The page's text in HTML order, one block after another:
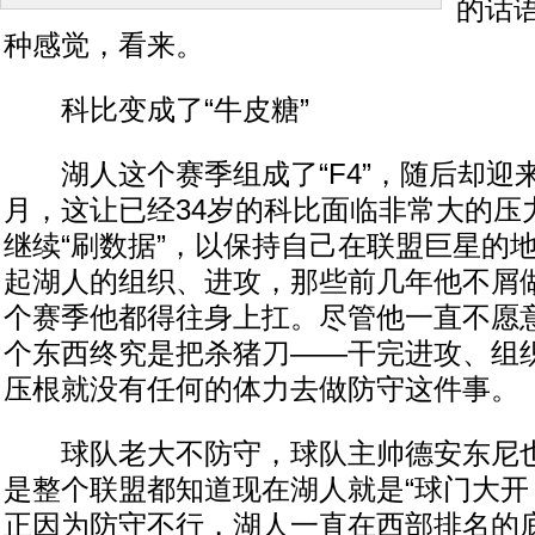
的话
种感觉，看来。
科比变成了“牛皮糖”
湖人这个赛季组成了“F4”，随后却迎
月，这让已经34岁的科比面临非常大的压
继续“刷数据”，以保持自己在联盟巨星的
起湖人的组织、进攻，那些前几年他不屑
个赛季他都得往身上扛。尽管他一直不愿
个东西终究是把杀猪刀——干完进攻、组
压根就没有任何的体力去做防守这件事。
球队老大不防守，球队主帅德安东尼
是整个联盟都知道现在湖人就是“球门大
正因为防守不行，湖人一直在西部排名的